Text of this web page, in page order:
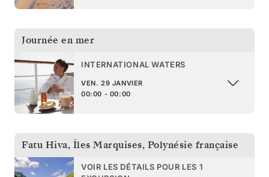
Journée en mer
INTERNATIONAL WATERS
VEN. 29 JANVIER
00:00 - 00:00
Fatu Hiva, Îles Marquises, Polynésie française
VOIR LES DÉTAILS POUR LES 1